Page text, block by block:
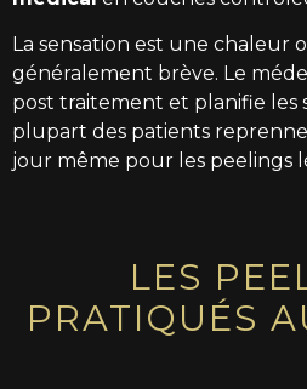
La sensation est une chaleur
généralement brève. Le
post traitement et planifie les
plupart des patients
jour même pour les peelings
LES
PRATIQUÉS